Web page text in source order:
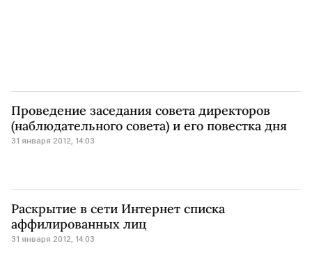
Проведение заседания совета директоров
(наблюдательного совета) и его повестка дня
31 января 2012, 14:03
Раскрытие в сети Интернет списка
аффилированных лиц
31 января 2012, 14:03